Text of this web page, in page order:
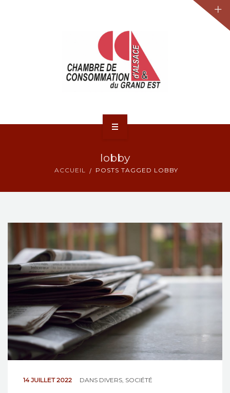
NOS ACTIONS
CONTACT
lobby
ACCUEIL POSTS TAGGED LOBBY
14 JUILLET 2022 DANS DIVERS SOCIÉTÉ